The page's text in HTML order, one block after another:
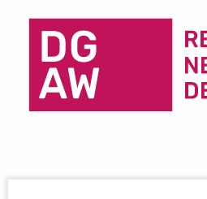
Important Links